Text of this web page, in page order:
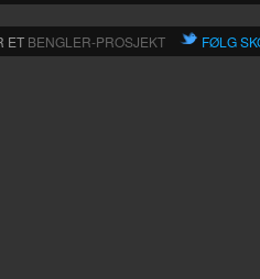
ET BENGLER-PROSJEKT FØLG